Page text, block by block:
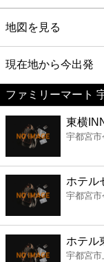
グルメ
映画
美容
コンビニ
薬局
スーパー
エンタメ
地図を見る
現在地から今出発
ファミリーマート
東横
宇都宮市
ホテル
宇都宮
ホテル
宇都宮市